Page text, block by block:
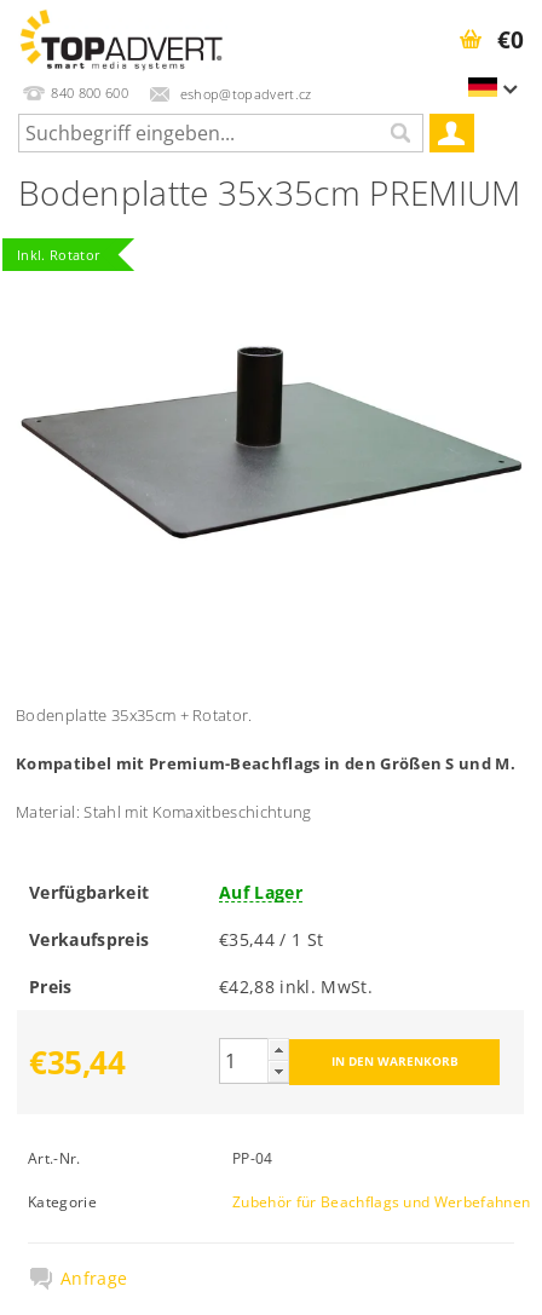
840 800 600 eshop@topadvert.cz
€0
Bodenplatte 35x35cm PREMIUM
Inkl. Rotator
Bodenplatte 35x35cm + Rotator.
Kompatibel mit Premium-Beachflags in den Größen S und M.
Material: Stahl mit Komaxitbeschichtung
Verfügbarkeit Auf Lager
Verkaufspreis €35,44 / 1 St
Preis €42,88 inkl. MwSt.
€35,44
Art.-Nr. PP-04
Kategorie Zubehör für Beachflags und Werbefahnen
Anfrage